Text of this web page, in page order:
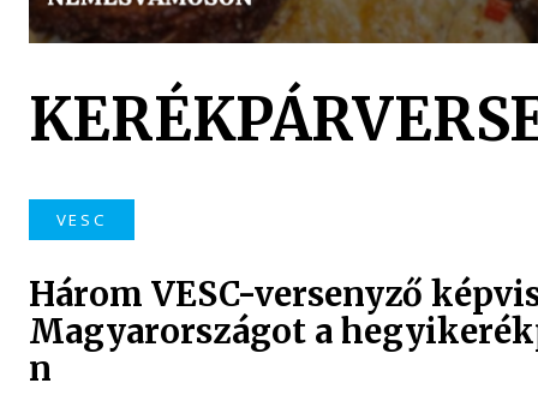
VESC
Három VESC-versenyző
Magyarországot a
n